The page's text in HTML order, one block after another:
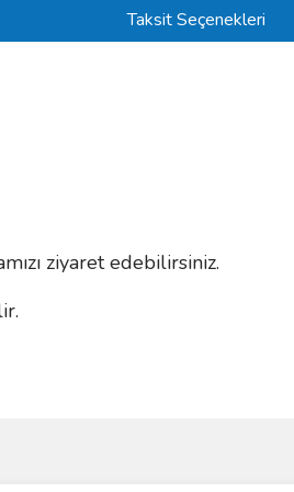
Taksit Seçenekleri
ziyaret edebilirsiniz.